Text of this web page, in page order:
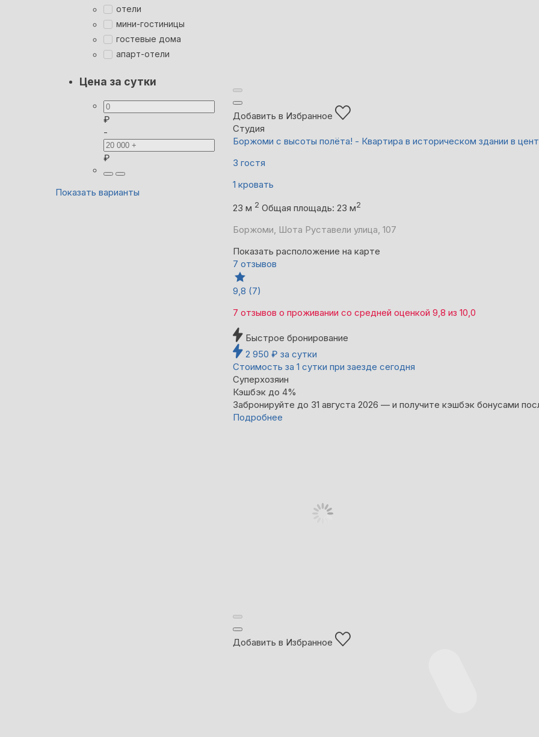
отели
мини-гостиницы
гостевые дома
апарт-отели
Цена за сутки
₽
-
₽
Показать варианты
Добавить в Избранное
Студия
Боржоми с высоты полёта! - Квартира в историческом здании в
3 гостя
1 кровать
23 м 2 Общая площадь: 23 м2
Боржоми, Шота Руставели улица, 107
Показать расположение на карте
7 отзывов
9,8 (7)
7 отзывов о проживании со средней оценкой 9,8 из 10,0
Быстрое бронирование
2 950 ₽ за сутки
Стоимость за 1 сутки при заезде сегодня
Суперхозяин
Кэшбэк до 4%
Забронируйте до 31 августа 2026 — и получите кэшбэк бонусами
Подробнее
Добавить в Избранное